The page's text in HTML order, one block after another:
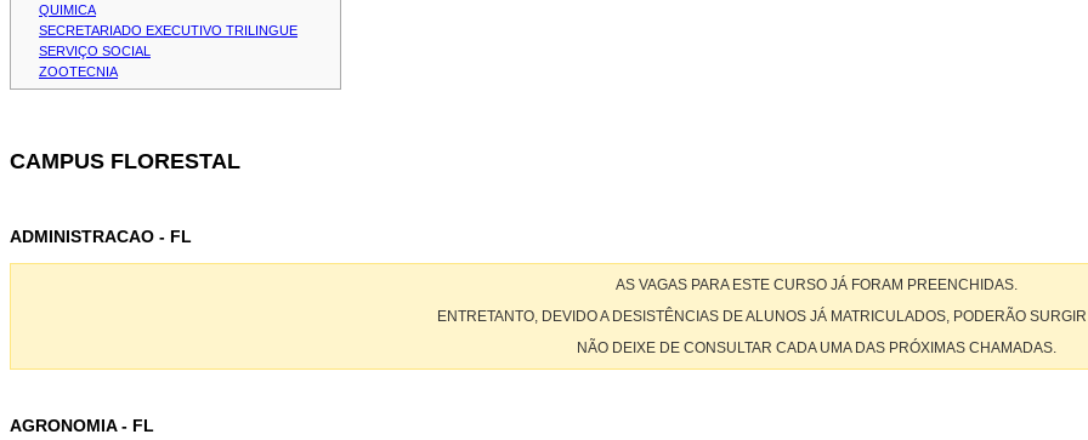
QUIMICA
SECRETARIADO EXECUTIVO TRILINGUE
SERVIÇO SOCIAL
ZOOTECNIA
CAMPUS FLORESTAL
ADMINISTRACAO - FL
AS VAGAS PARA ESTE CURSO JÁ FORAM PREENCHIDAS.
ENTRETANTO, DEVIDO A DESISTÊNCIAS DE ALUNOS JÁ MATRICULADOS, PODERÃO SURGIR
NÃO DEIXE DE CONSULTAR CADA UMA DAS PRÓXIMAS CHAMADAS.
AGRONOMIA - FL